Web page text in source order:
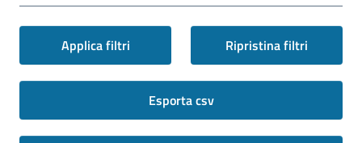
Applica filtri Ripristina filtri
Esporta csv